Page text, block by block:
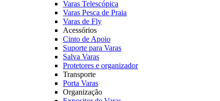
Varas Telescópica
Varas Pesca de Praia
Varas de Fly
Acessórios
Cinto de Apoio
Suporte para Varas
Salva Varas
Protetores e organizador
Transporte
Porta Varas
Organização